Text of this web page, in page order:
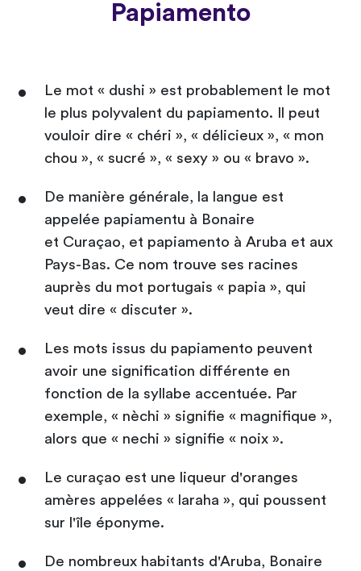
Papiamento
Le mot « dushi » est probablement le mot
le plus polyvalent du papiamento. Il peut
vouloir dire « chéri », « délicieux », « mon
chou », « sucré », « sexy » ou « bravo ».
De manière générale, la langue est
appelée papiamentu à Bonaire
et Curaçao, et papiamento à Aruba et aux
Pays-Bas. Ce nom trouve ses racines
auprès du mot portugais « papia », qui
veut dire « discuter ».
Les mots issus du papiamento peuvent
avoir une signification différente en
fonction de la syllabe accentuée. Par
exemple, « nèchi » signifie « magnifique »,
alors que « nechi » signifie « noix ».
Le curaçao est une liqueur d'oranges
amères appelées « laraha », qui poussent
sur l'île éponyme.
De nombreux habitants d'Aruba, Bonaire